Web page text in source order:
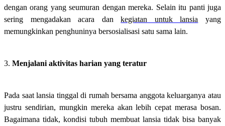
dengan orang yang seumuran dengan mereka. Selain itu panti juga
sering mengadakan acara dankegiatan untuk lansia yang
memungkinkan penghuninya bersosialisasi satu sama lain.
3. Menjalani aktivitas harian yang teratur
Pada saat lansia tinggal di rumah bersama anggota keluarganya atau
justru sendirian, mungkin mereka akan lebih cepat merasa bosan.
Bagaimana tidak, kondisi tubuh membuat lansia tidak bisa banyak